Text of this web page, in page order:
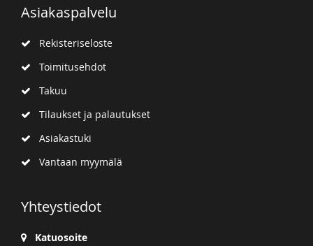
Asiakaspalvelu
Rekisteriseloste
Toimitusehdot
Takuu
Tilaukset ja palautukset
Asiakastuki
Vantaan myymälä
Yhteystiedot
Katuosoite